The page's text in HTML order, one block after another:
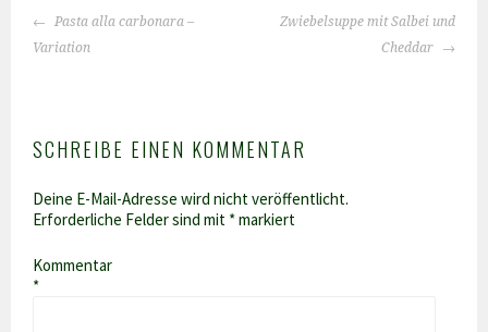
BEITRAGS-
NAVIGATION
Pasta alla carbonara –
Variation
Zwiebelsuppe mit Salbei und
Cheddar
SCHREIBE EINEN KOMMENTAR
Deine E-Mail-Adresse wird nicht veröffentlicht.
Erforderliche Felder sind mit *markiert
Kommentar
*